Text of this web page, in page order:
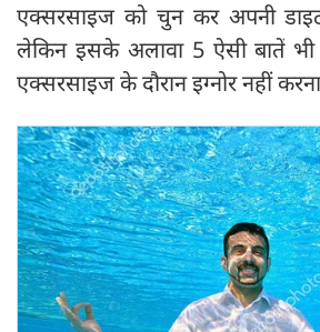
एक्सरसाइज को चुन कर अपनी
लेकिन इसके अलावा 5 ऐसी बातें
एक्सरसाइज के दौरान इग्‍नोर नहीं